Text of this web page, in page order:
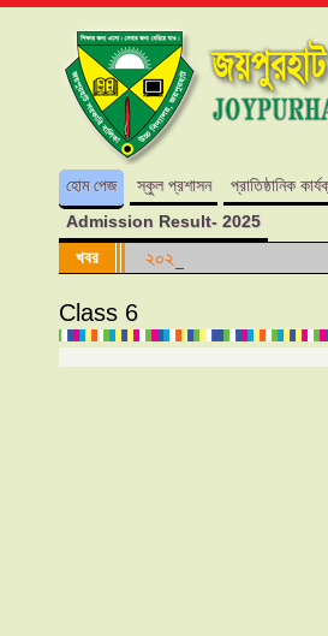
হোম পেজ স্কুল প্রশাসন প্রাতিষ্ঠানিক
Admission Result- 2025
খবর
২০২৪ শিক্ষাবর্ষে কোন
Class 6